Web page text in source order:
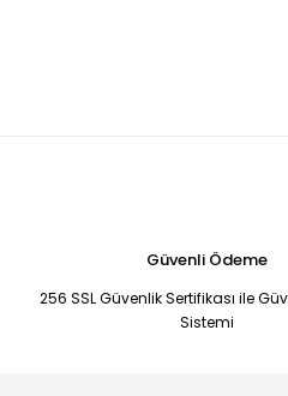
Güvenli Ödeme
256 SSL Güvenlik Sertifikası ile
Sistemi